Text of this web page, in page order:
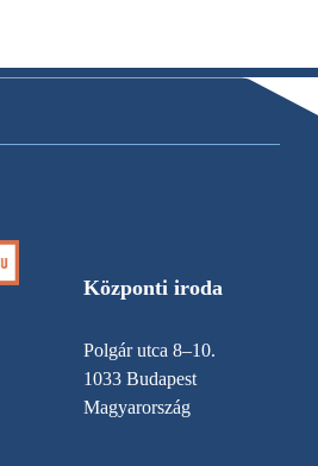
Központi iroda
Polgár utca 8–10.
1033 Budapest
Magyarország